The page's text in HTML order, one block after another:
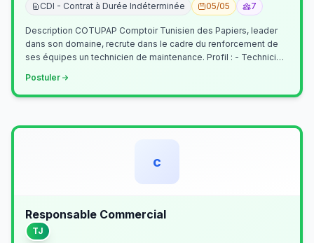
CDI - Contrat à Durée Indéterminée
05/05 7
Description COTUPAP Comptoir Tunisien des Papiers, leader
dans son domaine, recrute dans le cadre du renforcement de
ses équipes un technicien de maintenance. Profil : - Technicien
Postuler
c
Responsable Commercial
TJ